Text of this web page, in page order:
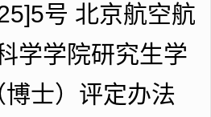
号 北京航空航
学学院研究生学
士）评定办法